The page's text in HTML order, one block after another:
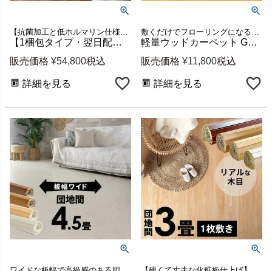
【抗菌加工と低ホルマリン仕様でお子様にも安心】本間6畳用フローリングカーペット 新生活
【1梱包タイプ・翌日配達対応品】抗菌加工ウッドカーペットTU-90シリーズ本間6畳用約285×380cm
販売価格 ¥54,800税込
詳細を見る
敷くだけでフローリングになる団地間3畳用ウッドカーペット
軽量ウッドカーペット GA-60 団地間3畳用 約175×245cm 1梱包 [cpt-ga-60-d30]
販売価格 ¥11,800税込
詳細を見る